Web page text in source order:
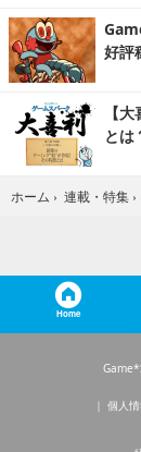
好評
【
とは
ホーム › 連載・特集 ›
Home
個人